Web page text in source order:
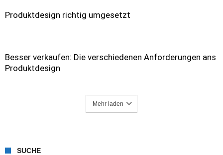
Produktdesign richtig umgesetzt
Besser verkaufen: Die verschiedenen Anforderungen ans
Produktdesign
Mehr laden
SUCHE